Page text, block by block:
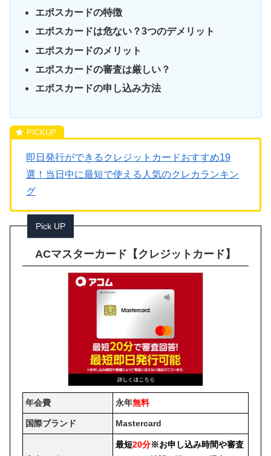
エポスカードの特徴
エポスカードは危ない？3つのデメリット
エポスカードのメリット
エポスカードの審査は厳しい？
エポスカードの申し込み方法
即日発行ができるクレジットカードおすすめ19
選！当日中に最短で使える人気のクレカランキン
グ
Pick UP
ACマスターカード【クレジットカード】
年会費 永年無料
国際ブランド Mastercard
最短20分※お申し込み時間や審査